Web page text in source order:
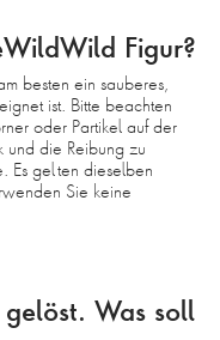
Figur?
besten ein sauberes,
ist. Bitte beachten
oder Partikel auf der
und die Reibung zu
Es gelten dieselben
Sie keine
Was soll